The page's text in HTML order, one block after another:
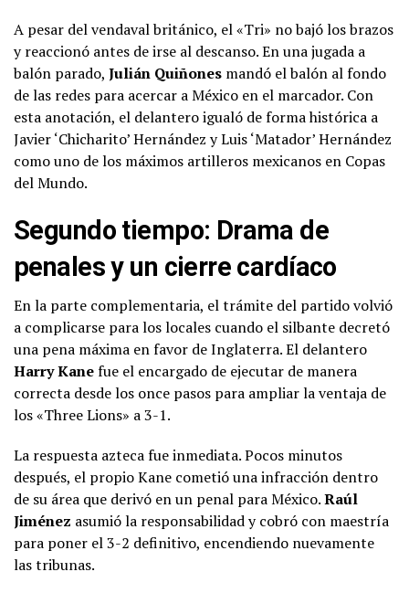
A pesar del vendaval británico, el «Tri» no bajó los brazos
y reaccionó antes de irse al descanso. En una jugada a
balón parado, Julián Quiñones mandó el balón al fondo
de las redes para acercar a México en el marcador. Con
esta anotación, el delantero igualó de forma histórica a
Javier ‘Chicharito’ Hernández y Luis ‘Matador’ Hernández
como uno de los máximos artilleros mexicanos en Copas
del Mundo.
Segundo tiempo: Drama de
penales y un cierre cardíaco
En la parte complementaria, el trámite del partido volvió
a complicarse para los locales cuando el silbante decretó
una pena máxima en favor de Inglaterra. El delantero
Harry Kanefue el encargado de ejecutar de manera
correcta desde los once pasos para ampliar la ventaja de
los «Three Lions» a 3-1.
La respuesta azteca fue inmediata. Pocos minutos
después, el propio Kane cometió una infracción dentro
de su área que derivó en un penal para México.Raúl
Jiménez asumió la responsabilidad y cobró con maestría
para poner el 3-2 definitivo, encendiendo nuevamente
las tribunas.